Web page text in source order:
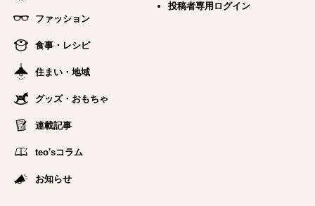
ファッション
食事・レシピ
住まい・地域
グッズ・おもちゃ
連載記事
teo'sコラム
お知らせ
投稿者専用ログイン